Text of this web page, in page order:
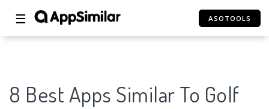
☰ ASOTOOLS
8 Best Apps Similar To Golf